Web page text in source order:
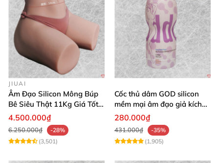
JIUAI
Âm Đạo Silicon Mông Búp
Bê Siêu Thật 11Kg Giá Tốt
Hàng Nhật
4.500.000₫
6.250.000₫
-28%
(3,501)
Cốc thủ dâm GOD silicon
mềm mại âm đạo giả kích
thích mạnh mẽ
280.000₫
431.000₫
-35%
(1,905)